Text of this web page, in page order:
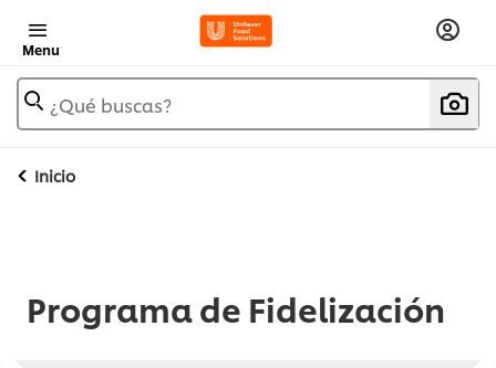
Menu
¿Qué buscas?
Inicio
Programa de Fidelización